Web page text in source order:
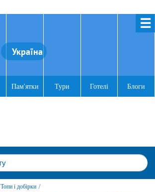
☰
Україна
Пам'ятки Тури Готелі Блоги
Топи і добірки /